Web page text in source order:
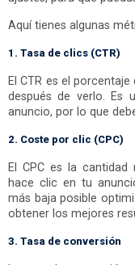
Aquí tienes algunas
1. Tasa de clics (CTR)
El CTR es el
después de verlo. Es
anuncio, por lo que
2. Coste por clic (CPC)
El CPC es la
hace clic en tu
más baja posible
obtener los mejores
3. Tasa de conversión